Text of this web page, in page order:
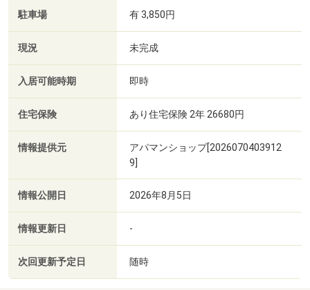
駐車場 有 3,850円
現況 未完成
入居可能時期 即時
住宅保険 あり住宅保険 2年 26680円
情報提供元
アパマンショップ[2026070403912
9]
情報公開日 2026年8月5日
情報更新日 -
次回更新予定日 随時